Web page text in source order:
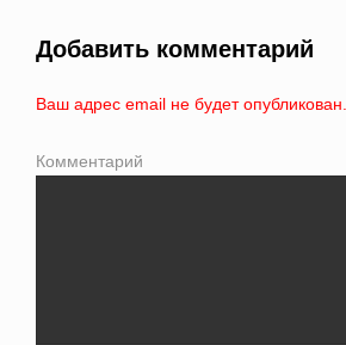
Добавить комментарий
Ваш адрес email не будет опубликован.
Комментарий